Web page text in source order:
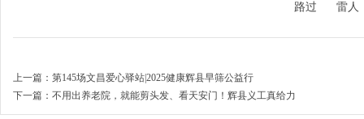
路过 雷人
上一篇： 第145场文昌爱心驿站|2025健康辉县早筛公益行
下一篇： 不用出养老院，就能剪头发、看天安门！辉县义工真给力